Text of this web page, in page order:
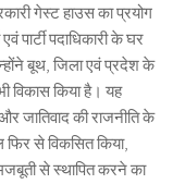
गेस्ट हाउस का प्रयोग
पार्टी पदाधिकारी के घर
बूथ, जिला एवं प्रदेश के
विकास किया है। यह
जातिवाद की राजनीति के
फिर से विकसित किया,
मजबूती से स्थापित करने का